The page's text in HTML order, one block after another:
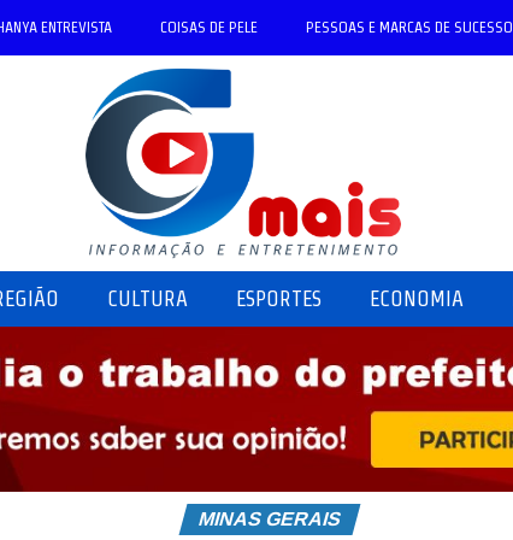
ENTREVISTA COISAS DE PELE PESSOAS E MARCAS DE SUCESSO
CULTURA ESPORTES ECONOMIA
MINAS GERAIS